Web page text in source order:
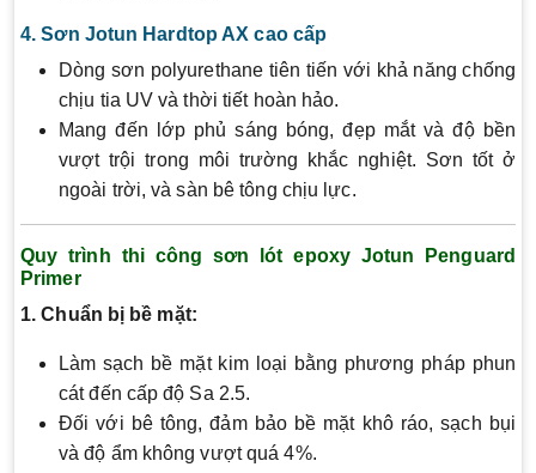
4. Sơn Jotun Hardtop AX cao cấp
Dòng sơn polyurethane tiên tiến với khả năng chống
chịu tia UV và thời tiết hoàn hảo.
Mang đến lớp phủ sáng bóng, đẹp mắt và độ bền
vượt trội trong môi trường khắc nghiệt. Sơn tốt ở
ngoài trời, và sàn bê tông chịu lực.
Quy trình thi công sơn lót epoxy Jotun Penguard
Primer
1. Chuẩn bị bề mặt:
Làm sạch bề mặt kim loại bằng phương pháp phun
cát đến cấp độ Sa 2.5.
Đối với bê tông, đảm bảo bề mặt khô ráo, sạch bụi
và độ ẩm không vượt quá 4%.